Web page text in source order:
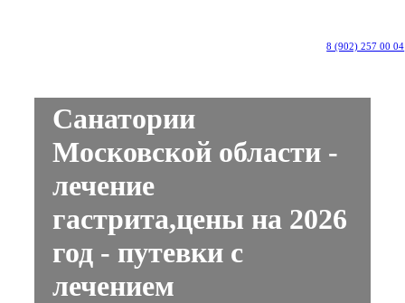
8 (902) 257 00 04
Санатории
Московской области -
лечение
гастрита,цены на 2026
год - путевки с
лечением